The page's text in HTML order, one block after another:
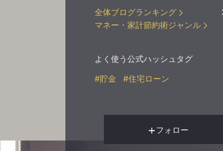
全体ブログランキング
マネー・家計節約術ジャンル
よく使う公式ハッシュタグ
#貯金 #住宅ローン
フォロー